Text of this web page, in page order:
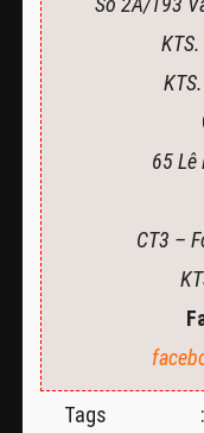
65 Lê
CT3 –